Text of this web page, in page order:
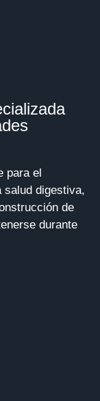
para el
salud digestiva,
de
durante